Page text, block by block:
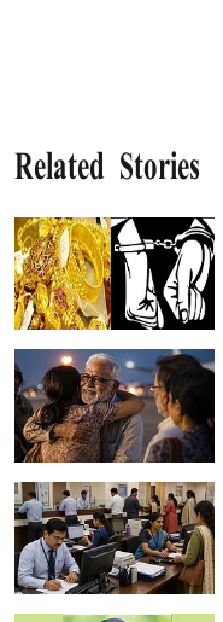
Related Stories